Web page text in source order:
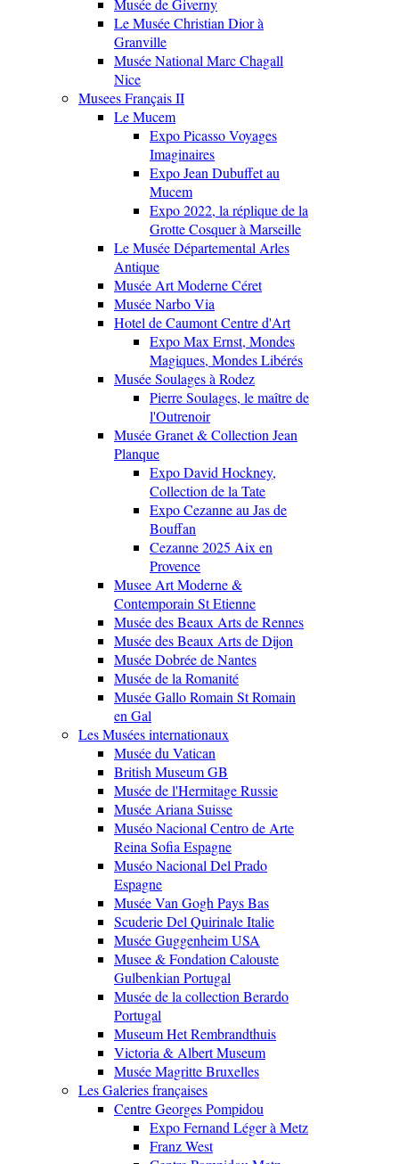
Musée de Giverny
Le Musée Christian Dior à
Granville
Musée National Marc Chagall
Nice
Musees Français II
Le Mucem
Expo Picasso Voyages
Imaginaires
Expo Jean Dubuffet au
Mucem
Expo 2022, la réplique de la
Grotte Cosquer à Marseille
Le Musée Départemental Arles
Antique
Musée Art Moderne Céret
Musée Narbo Via
Hotel de Caumont Centre d'Art
Expo Max Ernst, Mondes
Magiques, Mondes Libérés
Musée Soulages à Rodez
Pierre Soulages, le maître de
l'Outrenoir
Musée Granet & Collection Jean
Planque
Expo David Hockney,
Collection de la Tate
Expo Cezanne au Jas de
Bouffan
Cezanne 2025 Aix en
Provence
Musee Art Moderne &
Contemporain St Etienne
Musée des Beaux Arts de Rennes
Musée des Beaux Arts de Dijon
Musée Dobrée de Nantes
Musée de la Romanité
Musée Gallo Romain St Romain
en Gal
Les Musées internationaux
Musée du Vatican
British Museum GB
Musée de l'Hermitage Russie
Musée Ariana Suisse
Muséo Nacional Centro de Arte
Reina Sofia Espagne
Muséo Nacional Del Prado
Espagne
Musée Van Gogh Pays Bas
Scuderie Del Quirinale Italie
Musée Guggenheim USA
Musee & Fondation Calouste
Gulbenkian Portugal
Musée de la collection Berardo
Portugal
Museum Het Rembrandthuis
Victoria & Albert Museum
Musée Magritte Bruxelles
Les Galeries françaises
Centre Georges Pompidou
Expo Fernand Léger à Metz
Franz West